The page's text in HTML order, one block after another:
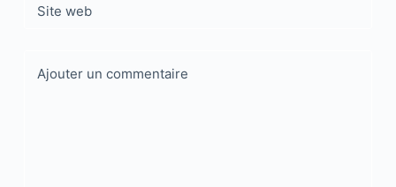
Site web
Ajouter un commentaire